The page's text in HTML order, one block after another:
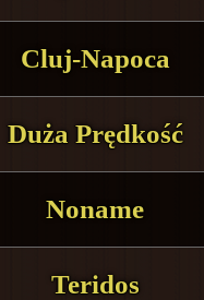
Cluj-Napoca
Duża Prędkość
Noname
Teridos